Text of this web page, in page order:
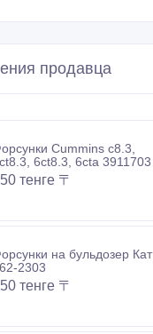
продавца
Cummins c8.3,
6ct8.3, 6cta 3911703
тенге 〒
на бульдозер Кат
2303
тенге 〒